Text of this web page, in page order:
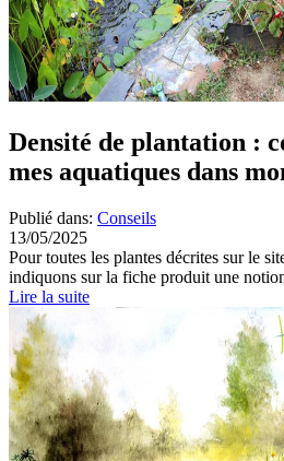
Densité de plantation :
mes aquatiques dans
Publié dans: Conseils
13/05/2025
Pour toutes les plantes décrites sur le
indiquons sur la fiche produit une
Lire la suite